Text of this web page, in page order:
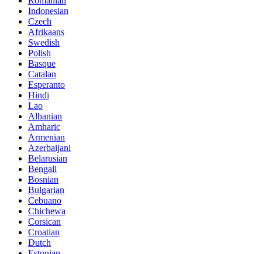
Indonesian
Czech
Afrikaans
Swedish
Polish
Basque
Catalan
Esperanto
Hindi
Lao
Albanian
Amharic
Armenian
Azerbaijani
Belarusian
Bengali
Bosnian
Bulgarian
Cebuano
Chichewa
Corsican
Croatian
Dutch